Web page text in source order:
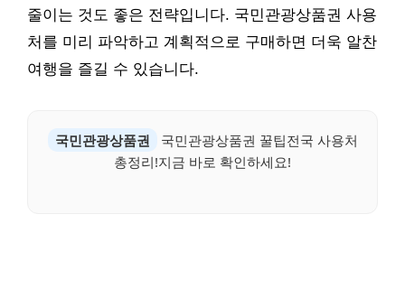
줄이는 것도 좋은 전략입니다. 국민관광상품권 사용
처를 미리 파악하고 계획적으로 구매하면 더욱 알찬
여행을 즐길 수 있습니다.
국민관광상품권
국민관광상품권 꿀팁전국 사용처
총정리!지금 바로 확인하세요!